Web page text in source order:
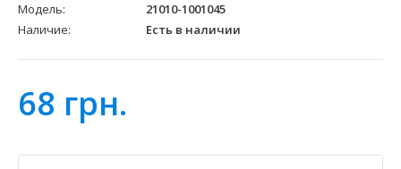
Модель:
21010-1001045
Наличие:
Есть в наличии
68 грн.